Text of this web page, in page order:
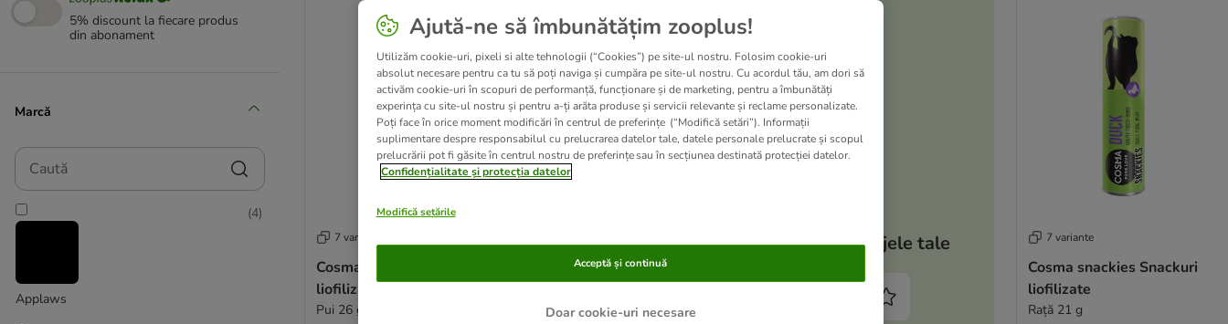
5% discount la fiecare produs
din abonament
Marcă
Caută
Applaws
(4)
7 variante
Cosma snackies Snackuri
liofilizate
Pui 26 g
Recomandat de zooplus
Pachet economic Catessy
BBQ Somon
Avantajele tale 7 variante
Cosma snackies Snackuri
liofilizate
Rață 21 g
Ajută-ne să îmbunătățim zooplus!
Utilizăm cookie-uri, pixeli si alte tehnologii (“Cookies”) pe site-ul nostru. Folosim cookie-uri
absolut necesare pentru ca tu să poți naviga și cumpăra pe site-ul nostru. Cu acordul tău, am dori să
activăm cookie-uri în scopuri de performanță, funcționare și de marketing, pentru a îmbunătăți
experința cu site-ul nostru și pentru a-ți arăta produse și servicii relevante și reclame personalizate.
Poți face în orice moment modificări în centrul de preferințe (“Modifică setări”). Informații
suplimentare despre responsabilul cu prelucrarea datelor tale, datele personale prelucrate și scopul
prelucrării pot fi găsite în centrul nostru de preferințe sau în secțiunea destinată protecției datelor.
Confidențialitate și protecția datelor
Modifică setările
Doar cookie-uri necesare
Acceptă și continuă